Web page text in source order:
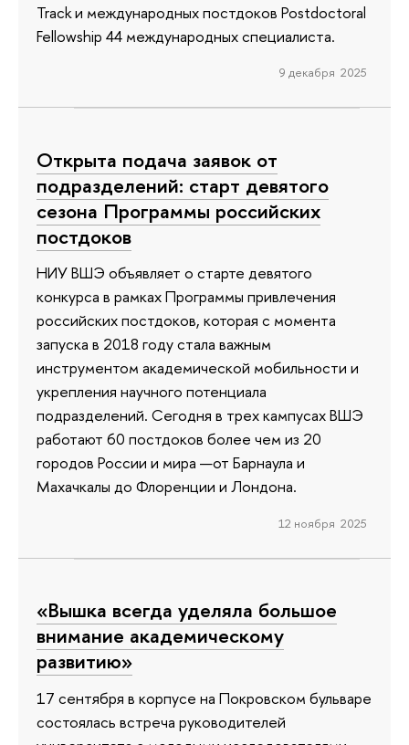
Track и международных постдоков Postdoctoral
Fellowship 44 международных специалиста.
9 декабря 2025
Открыта подача заявок от
подразделений: старт девятого
сезона Программы российских
постдоков
НИУ ВШЭ объявляет о старте девятого
конкурса в рамках Программы привлечения
российских постдоков, которая с момента
запуска в 2018 году стала важным
инструментом академической мобильности и
укрепления научного потенциала
подразделений. Сегодня в трех кампусах ВШЭ
работают 60 постдоков более чем из 20
городов России и мира —от Барнаула и
Махачкалы до Флоренции и Лондона.
12 ноября 2025
«Вышка всегда уделяла большое
внимание академическому
развитию»
17 сентября в корпусе на Покровском бульваре
состоялась встреча руководителей